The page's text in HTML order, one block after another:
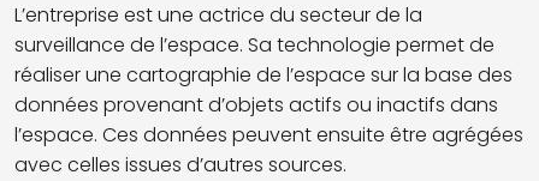
L’entreprise est une actrice du secteur de la
surveillance de l’espace. Sa technologie permet de
réaliser une cartographie de l’espace sur la base des
données provenant d’objets actifs ou inactifs dans
l’espace. Ces données peuvent ensuite être agrégées
avec celles issues d’autres sources.